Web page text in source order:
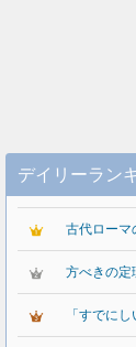
デイリーラン
古代ロー
方べきの定
「すでに